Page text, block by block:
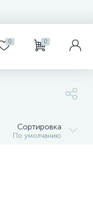
0 0
Сортировка
По умолчанию